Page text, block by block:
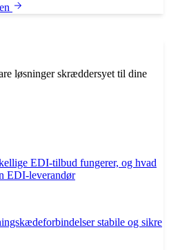
løsninger skræddersyet til dine
EDI-tilbud fungerer, og hvad
EDI-leverandør
stabile og sikre